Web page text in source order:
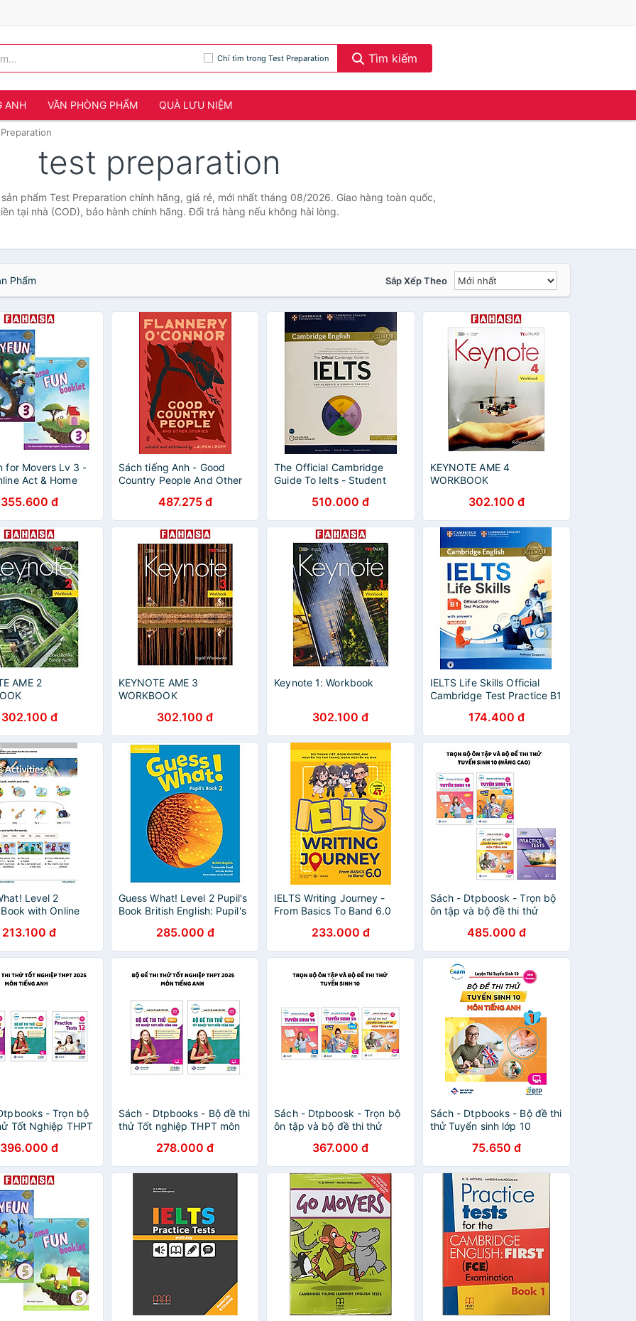
Chỉ tìm trong Test Preparation Tìm kiếm
ANH VĂN PHÒNG PHẨM QUÀ LƯU NIỆM
test preparation
phẩm Test Preparation chính hãng, giá rẻ, mới nhất tháng 08/2026. Giao hàng toàn quốc,
tại nhà (COD), bảo hành chính hãng. Đổi trả hàng nếu không hài lòng.
Phẩm Sắp Xếp Theo
for Movers Lv 3 -
Act & Home
355.600 đ
Sách tiếng Anh - Good
Country People And Other
487.275 đ
The Official Cambridge
Guide To Ielts - Student
DVD-ROM)510.000 đ
KEYNOTE AME 4
WORKBOOK
302.100 đ
AME 2
302.100 đ
KEYNOTE AME 3
WORKBOOK
302.100 đ
Keynote 1: Workbook
302.100 đ
IELTS Life Skills Official
Cambridge Test Practice B1
Answers and Audio Reprint
Edition (Sách Không Kèm
Đĩa)
174.400 đ
Level 2
with Online
213.100 đ
Guess What! Level 2 Pupil's
Book British English: Pupil's
285.000 đ
IELTS Writing Journey -
From Basics To Band 6.0
233.000 đ
Sách - Dtpboosk - Trọn bộ
ôn tập và bộ đề thi thử
Anh (nâng cao)
485.000 đ
- Trọn bộ
Tốt Nghiệp THPT
396.000 đ
Sách - Dtpbooks - Bộ đề thi
thử Tốt nghiệp THPT môn
278.000 đ
Sách - Dtpboosk - Trọn bộ
ôn tập và bộ đề thi thử
367.000 đ
Sách - Dtpbooks - Bộ đề thi
thử Tuyển sinh lớp 10
75.650 đ